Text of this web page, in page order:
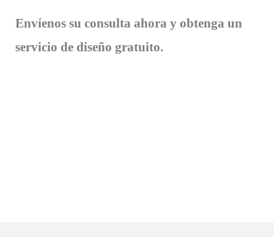
Envíenos su consulta ahora y obtenga un
servicio de diseño gratuito.